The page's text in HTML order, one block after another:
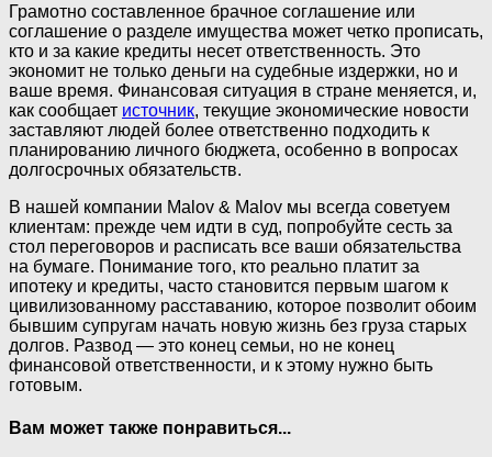
Грамотно составленное брачное соглашение или
соглашение о разделе имущества может четко прописать,
кто и за какие кредиты несет ответственность. Это
экономит не только деньги на судебные издержки, но и
ваше время. Финансовая ситуация в стране меняется, и,
как сообщает источник, текущие экономические новости
заставляют людей более ответственно подходить к
планированию личного бюджета, особенно в вопросах
долгосрочных обязательств.
В нашей компании Malov & Malov мы всегда советуем
клиентам: прежде чем идти в суд, попробуйте сесть за
стол переговоров и расписать все ваши обязательства
на бумаге. Понимание того, кто реально платит за
ипотеку и кредиты, часто становится первым шагом к
цивилизованному расставанию, которое позволит обоим
бывшим супругам начать новую жизнь без груза старых
долгов. Развод — это конец семьи, но не конец
финансовой ответственности, и к этому нужно быть
готовым.
Вам может также понравиться...